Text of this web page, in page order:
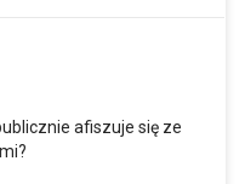
afiszuje się ze